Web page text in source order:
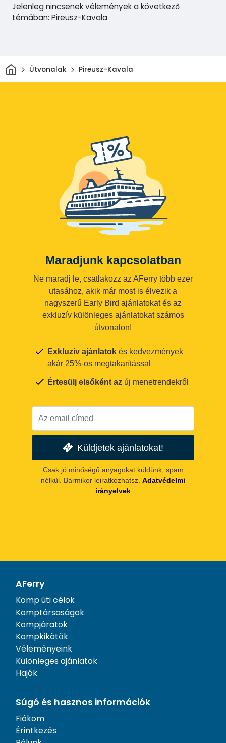
Jelenleg nincsenek vélemények a következő
témában: Pireusz-Kavala
Otthon
Útvonalak Pireusz-Kavala
Maradjunk kapcsolatban
Ne maradj le, csatlakozz az AFerry több ezer
utasához, akik már most is élvezik a
nagyszerű Early Bird ajánlatokat és az
exkluzív különleges ajánlatokat számos
útvonalon!
Exkluzív ajánlatok és kedvezmények
akár 25%-os megtakarítással
Értesülj elsőként az új menetrendekről
Küldjetek ajánlatokat!
Csak jó minőségű anyagokat küldünk, spam
nélkül. Bármikor leiratkozhatsz. Adatvédelmi
irányelvek
AFerry
Komp úti célok
Komptársaságok
Kompjáratok
Kompkikötők
Véleményeink
Különleges ajánlatok
Hajók
Súgó és hasznos információk
Fiókom
Érintkezés